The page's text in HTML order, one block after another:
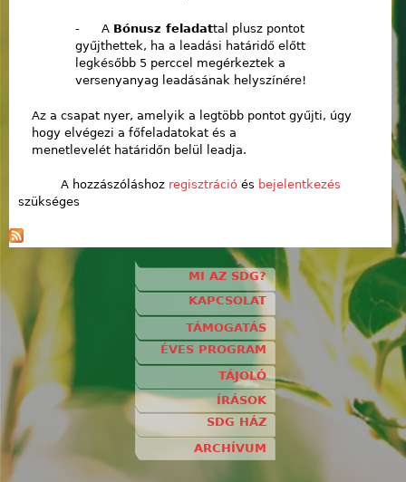
- A Bónusz feladattal plusz pontot
gyűjthettek, ha a leadási határidő előtt
legkésőbb 5 perccel megérkeztek a
versenyanyag leadásának helyszínére!
Az a csapat nyer, amelyik a legtöbb pontot gyűjti, úgy
hogy elvégezi a főfeladatokat és a
menetlevelét határidőn belül leadja.
A hozzászóláshoz regisztrációés bejelentkezés
szükséges
MI AZ SDG?
KAPCSOLAT
TÁMOGATÁS
ÉVES PROGRAM
TÁJOLÓ
ÍRÁSOK
SDG HÁZ
ARCHÍVUM